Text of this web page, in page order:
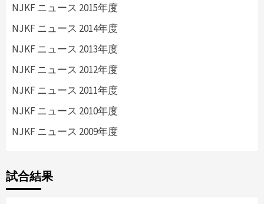
NJKF ニュース 2015年度
NJKF ニュース 2014年度
NJKF ニュース 2013年度
NJKF ニュース 2012年度
NJKF ニュース 2011年度
NJKF ニュース 2010年度
NJKF ニュース 2009年度
試合結果